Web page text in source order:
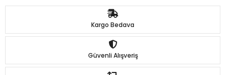
Kargo Bedava
Güvenli Alışveriş